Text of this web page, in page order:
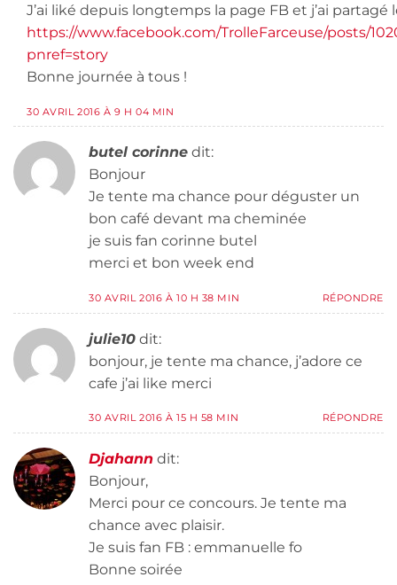
J’ai liké depuis longtemps la page FB et j’ai partagé
https://www.facebook.com/TrolleFarceuse/posts/
pnref=story
Bonne journée à tous !
30 AVRIL 2016 À 9 H 04 MIN
butel corinne dit:
Bonjour
Je tente ma chance pour déguster un
bon café devant ma cheminée
je suis fan corinne butel
merci et bon week end
30 AVRIL 2016 À 10 H 38 MIN RÉPONDRE
julie10 dit:
bonjour, je tente ma chance, j’adore ce
cafe j’ai like merci
30 AVRIL 2016 À 15 H 58 MIN RÉPONDRE
Djahann dit:
Bonjour,
Merci pour ce concours. Je tente ma
chance avec plaisir.
Je suis fan FB : emmanuelle fo
Bonne soirée